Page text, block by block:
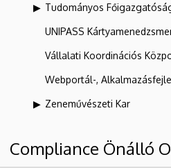
Tudományos
UNIPASS
Vállalati Koordinációs
Webportál-,
Zeneművészeti Kar
Compliance Önálló